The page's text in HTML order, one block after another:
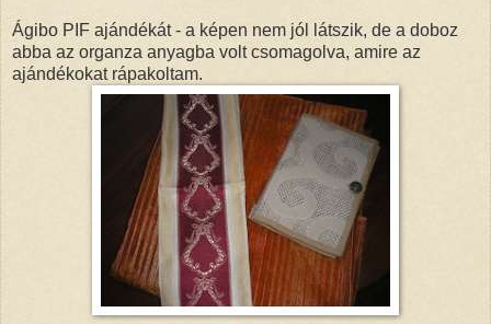
Ágibo PIF ajándékát - a képen nem jól látszik, de a doboz
abba az organza anyagba volt csomagolva, amire az
ajándékokat rápakoltam.